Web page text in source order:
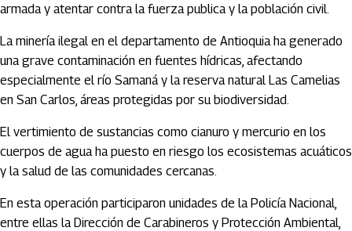
armada y atentar contra la fuerza publica y la población civil.
La minería ilegal en el departamento de Antioquia ha generado
una grave contaminación en fuentes hídricas, afectando
especialmente el río Samaná y la reserva natural Las Camelias
en San Carlos, áreas protegidas por su biodiversidad.
El vertimiento de sustancias como cianuro y mercurio en los
cuerpos de agua ha puesto en riesgo los ecosistemas acuáticos
y la salud de las comunidades cercanas.
En esta operación participaron unidades de la Policía Nacional,
entre ellas la Dirección de Carabineros y Protección Ambiental,